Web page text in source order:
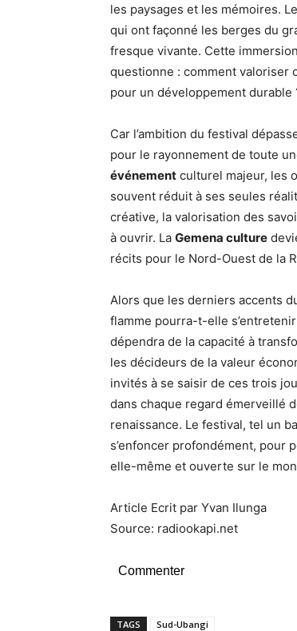
les paysages et les mémoires.
qui ont façonné les berges du
fresque vivante. Cette
questionne : comment valoriser
pour un développement durable
Car l’ambition du festival
pour le rayonnement de toute
événement culturel majeur, les
souvent réduit à ses seules
créative, la valorisation des
à ouvrir. La Gemena culture
récits pour le Nord-Ouest de la
Alors que les derniers accents
flamme pourra-t-elle
dépendra de la capacité à
les décideurs de la valeur
invités à se saisir de ces trois
dans chaque regard émerveillé
renaissance. Le festival, tel un
s’enfoncer profondément, pour
elle-même et ouverte sur le
Article Ecrit par Yvan Ilunga
Source: radiookapi.net
Commenter
TAGS Sud-Ubangi